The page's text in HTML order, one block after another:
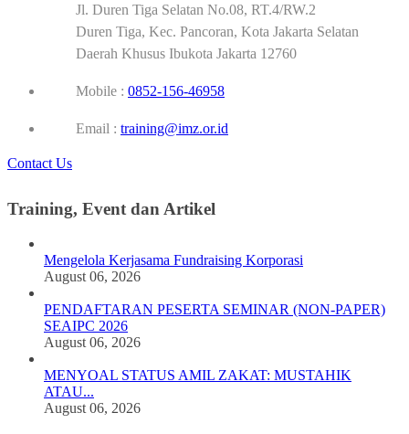
Jl. Duren Tiga Selatan No.08, RT.4/RW.2
Duren Tiga, Kec. Pancoran, Kota Jakarta Selatan
Daerah Khusus Ibukota Jakarta 12760
Mobile : 0852-156-46958
Email : training@imz.or.id
Contact Us
Training, Event dan Artikel
Mengelola Kerjasama Fundraising Korporasi
August 06, 2026
PENDAFTARAN PESERTA SEMINAR (NON-PAPER)
SEAIPC 2026
August 06, 2026
MENYOAL STATUS AMIL ZAKAT: MUSTAHIK
ATAU...
August 06, 2026